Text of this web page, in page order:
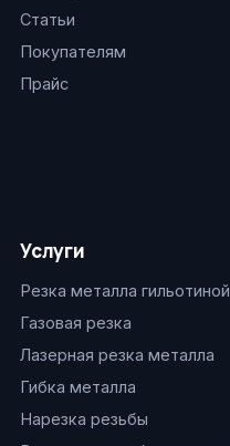
Статьи
Покупателям
Прайс
Услуги
Резка металла гильотиной
Газовая резка
Лазерная резка металла
Гибка металла
Нарезка резьбы